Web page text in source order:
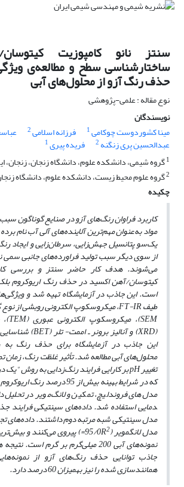
سنتز نانو کامپوزیت‌
ساختارشناسی سطح و مطالعه‌ی
حذف رنگ آزو از محلول‌های آبی
نوع مقاله : علمی-پژوهشی
نویسندگان
مینا کشوردوست چوکامی1 فرزانه اسلامی2
عبدالحسین پری زنگنه 2 فریده پیری1
1گروه شیمی، دانشکده علوم، دانشگاه زنجان، زنجان،
2گروه علوم محیط زیست، دانشکده علوم، دانشگاه
چکیده
کاربرد فراوان رنگ‌های آزو در صنایع گوناگونسبب
مواد به‌عنوان مهم‌ترینآلاینده‌های آلی آب نام
یک‌سو پتانسیل جهش‌زایی، سرطان‌زایی و ایجاد
از سوی دیگر سبب تولید فراورده‌های جانبی سمی
می‌شوند. هدف کار حاضر سنتز و بررسی
کیتوسان/آهن اکسید در حذف رنگ اریوکروم
است.این جاذب در آزمایشگاه تهیه شد و
طیفFT-IR، میکروسکوپ الکترونی روبشی از نوع
SEM)، میکروسکوپ الکترونی عبوری (TEM
(
XRD
)و آنالیز برونر ـ اممت- تلر (BET
)
این جاذب در آزمایشگاه برای حذف رنگ به
محلول‌های آبی مطالعه شد. تأثیر غلظت رنگ، زمان
تغییرpHبر کارایی فرایند رنگ‌زدایی به روش"یک
که در شرایط بهینه بیش از 95 درصد رنگ اریوکروم بلک
مدل‌های فروندلیچ، تمکین و لانگ‌مویر در تحلیل
دمایی استفاده شد. داده‌های سینتیکی فرایند
مدل سینتیکی شبه مرتبه دوم داشتند. داده‌های
مدل لانگمویر (95/0 R2
=) پیروی می‌کنند و
نمونه‌های آبی 200 میلی‌گرم بر گرم
جاذب توانایی حذف رنگ‌های آزو از
همانند‌سازی شده را نیز به­میزان 60 درصد دارد.